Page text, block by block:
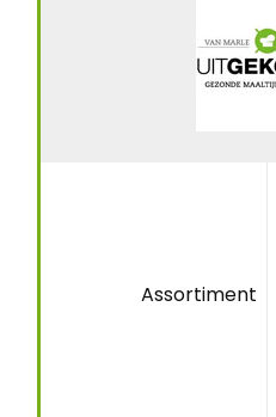
Assortiment